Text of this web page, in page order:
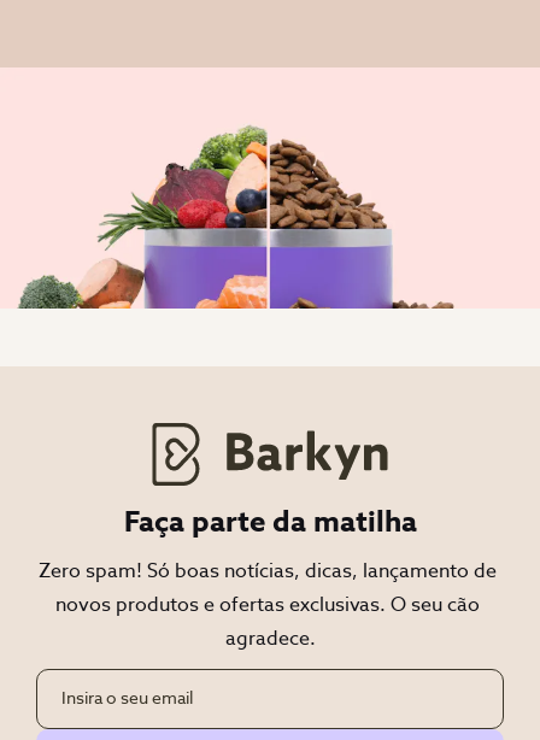
Faça parte da matilha
Zero spam! Só boas notícias, dicas, lançamento de
novos produtos e ofertas exclusivas. O seu cão
agradece.